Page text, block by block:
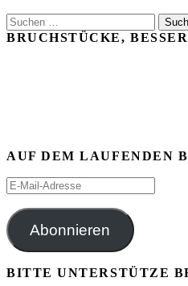
Suchen
nach:
BRUCHSTÜCKE,
AUF DEM LAUFENDEN
E-
Adresse
Abonnieren
BITTE UNTERSTÜTZE